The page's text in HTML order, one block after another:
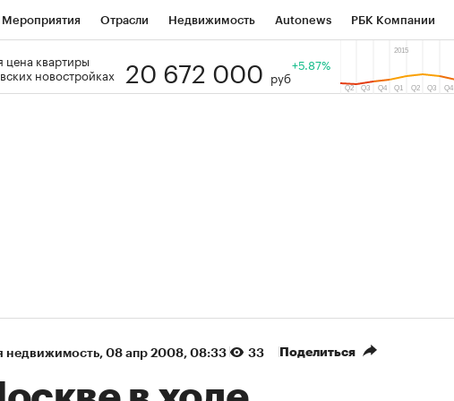
Мероприятия Отрасли Недвижимость Autonews РБК Компании
РБК Образование Тренды
цена квартиры
новостройках
20 672 000 руб
+5.87%
недвижимость⁠, 08 апр 2008, 08:33 33 Поделиться